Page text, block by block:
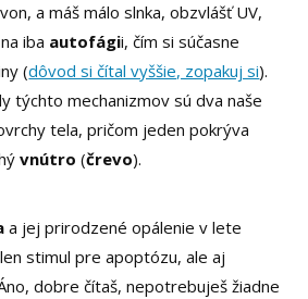
a máš málo slnka, obzvlášť UV,
iba autofágii, čím si súčasne
(dôvod si čítal vyššie, zopakuj si).
týchto mechanizmov sú dva naše
tela, pričom jeden pokrýva
vnútro(črevo).
a jej prirodzené opálenie v lete
stimul pre apoptózu, ale aj
dobre čítaš, nepotrebuješ žiadne